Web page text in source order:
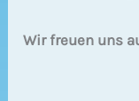
Wir freuen uns